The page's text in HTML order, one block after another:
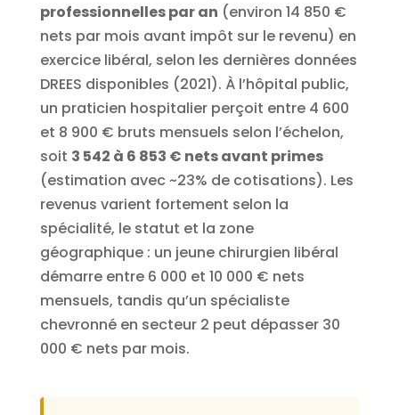
professionnelles par an (environ 14 850 €
nets par mois avant impôt sur le revenu) en
exercice libéral, selon les dernières données
DREES disponibles (2021). À l’hôpital public,
un praticien hospitalier perçoit entre 4 600
et 8 900 € bruts mensuels selon l’échelon,
soit 3 542 à 6 853 € nets avant primes
(estimation avec ~23% de cotisations). Les
revenus varient fortement selon la
spécialité, le statut et la zone
géographique : un jeune chirurgien libéral
démarre entre 6 000 et 10 000 € nets
mensuels, tandis qu’un spécialiste
chevronné en secteur 2 peut dépasser 30
000 € nets par mois.